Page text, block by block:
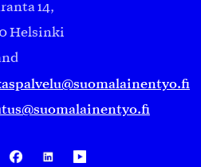
14,
Helsinki